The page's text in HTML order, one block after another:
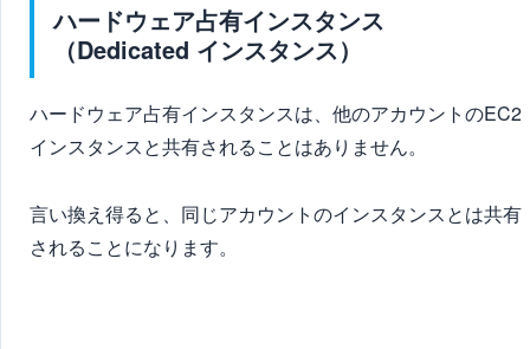
ハードウェア占有インスタンス
（Dedicated インスタンス）
ハードウェア占有インスタンスは、 他のアカウントのEC2
インスタンスと共有されることはありません。
言い換え得ると、同じアカウントのインスタンスとは共有
されることになります。